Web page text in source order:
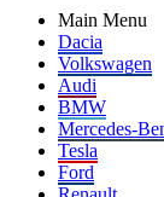
Main Menu
Dacia
Volkswagen
Audi
BMW
Mercedes-
Tesla
Ford